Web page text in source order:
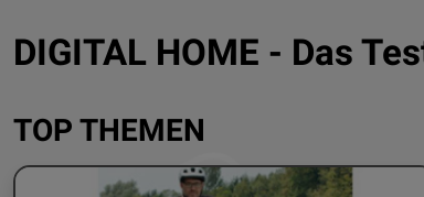
DIGITAL HOME - Das
TOP THEMEN